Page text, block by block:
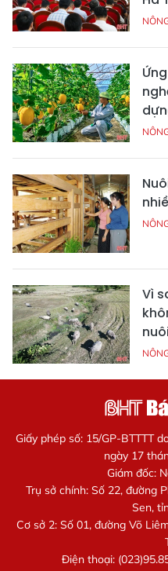
Vì
Giấy phép số: 15/GP-BTTTT
ngày 17
Giám đốc:
Trụ sở chính: Số 22, đường
Sen,
Cơ sở 2: Số 01, đường Võ
Điện thoại: